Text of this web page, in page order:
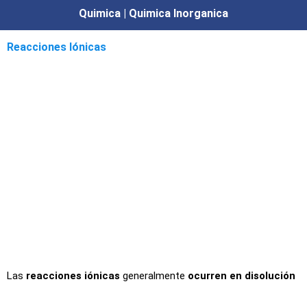
Quimica | Quimica Inorganica
Reacciones Iónicas
Las reacciones iónicas generalmente ocurren en disolución